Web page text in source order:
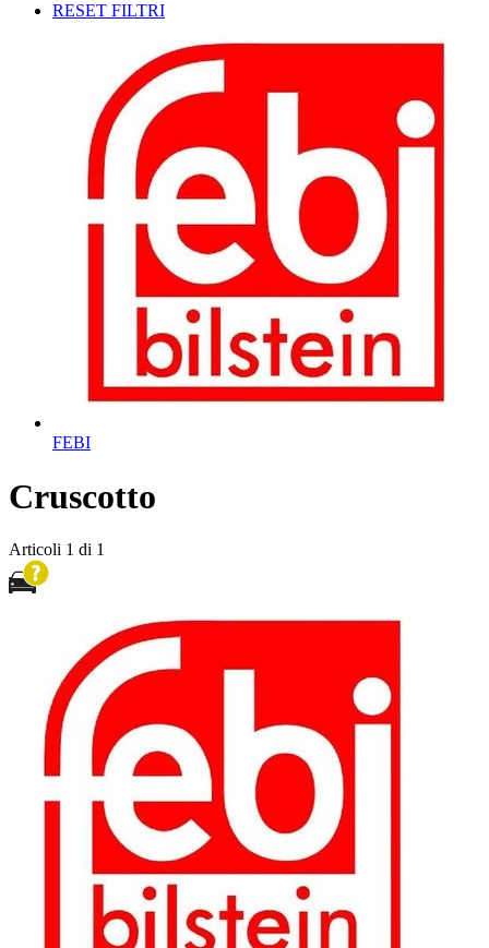
RESET FILTRI
FEBI
Cruscotto
Articoli 1 di 1